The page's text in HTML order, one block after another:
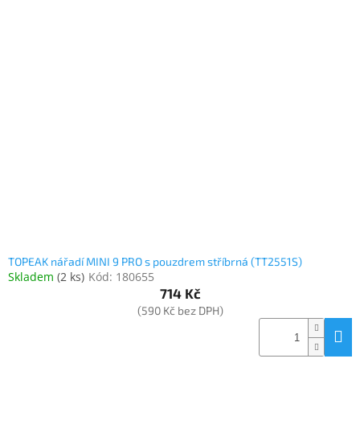
TOPEAK nářadí MINI 9 PRO s pouzdrem stříbrná (TT2551S)
Skladem (2 ks) Kód: 180655
714 Kč
(590 Kč bez DPH)